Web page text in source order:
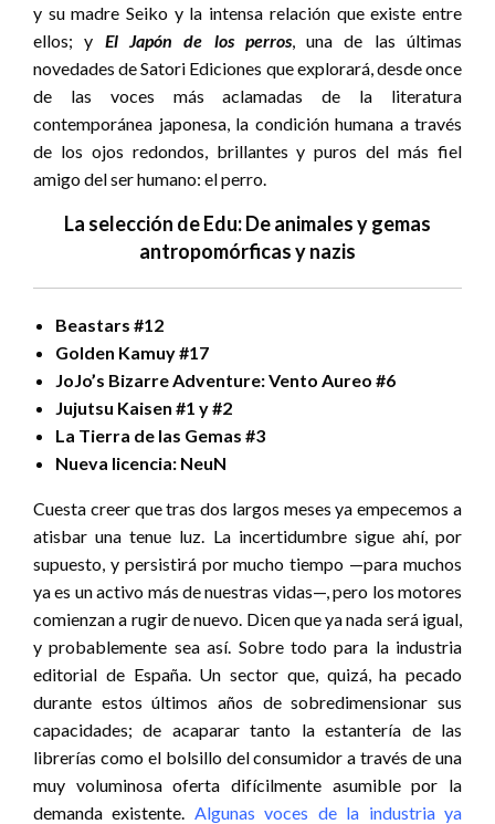
y su madre Seiko y la intensa relación que existe entre
ellos; y El Japón de los perros, una de las últimas
novedades de Satori Ediciones que explorará, desde once
de las voces más aclamadas de la literatura
contemporánea japonesa, la condición humana a través
de los ojos redondos, brillantes y puros del más fiel
amigo del ser humano: el perro.
La selección de Edu: De animales y gemas
antropomórficas y nazis
Beastars #12
Golden Kamuy #17
JoJo’s Bizarre Adventure: Vento Aureo #6
Jujutsu Kaisen #1 y #2
La Tierra de las Gemas #3
Nueva licencia: NeuN
Cuesta creer que tras dos largos meses ya empecemos a
atisbar una tenue luz. La incertidumbre sigue ahí, por
supuesto, y persistirá por mucho tiempo —para muchos
ya es un activo más de nuestras vidas—, pero los motores
comienzan a rugir de nuevo. Dicen que ya nada será igual,
y probablemente sea así. Sobre todo para la industria
editorial de España. Un sector que, quizá, ha pecado
durante estos últimos años de sobredimensionar sus
capacidades; de acaparar tanto la estantería de las
librerías como el bolsillo del consumidor a través de una
muy voluminosa oferta difícilmente asumible por la
demanda existente. Algunas voces de la industria ya